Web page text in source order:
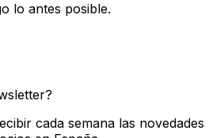
lo antes posible.
cada semana las novedades